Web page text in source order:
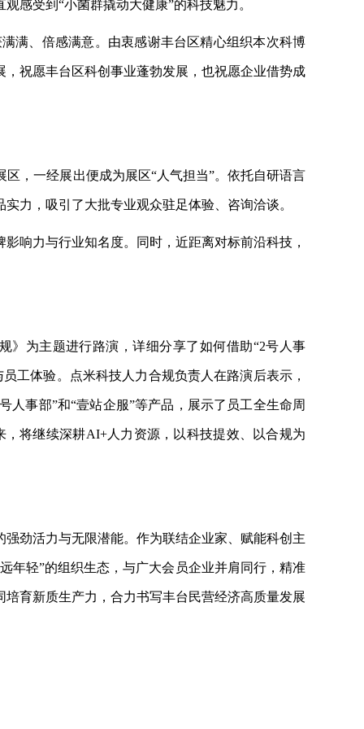
观感受到 “小菌群撬动大健康”的科技魅力。
满、倍感满意。由衷感谢丰台区精心组织本次科博
祝愿丰台区科创事业蓬勃发展，也祝愿企业借势成
区，一经展出便成为展区“人气担当”。依托自研语言
力，吸引了大批专业观众驻足体验、咨询洽谈。
响力与行业知名度。同时，近距离对标前沿科技，
》为主题进行路演，详细分享了如何借助“2号人事
工体验。点米科技人力合规负责人在路演后表示，
事部”和“壹站企服”等产品，展示了员工全生命周
将继续深耕AI+人力资源，以科技提效、以合规为
劲活力与无限潜能。作为联结企业家、赋能科创主
年轻”的组织生态，与广大会员企业并肩同行，精准
育新质生产力，合力书写丰台民营经济高质量发展